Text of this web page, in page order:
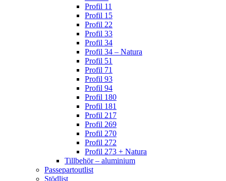
Profil 11
Profil 15
Profil 22
Profil 33
Profil 34
Profil 34 – Natura
Profil 51
Profil 71
Profil 93
Profil 94
Profil 180
Profil 181
Profil 217
Profil 269
Profil 270
Profil 272
Profil 273 + Natura
Tillbehör – aluminium
Passepartoutlist
Stödlist